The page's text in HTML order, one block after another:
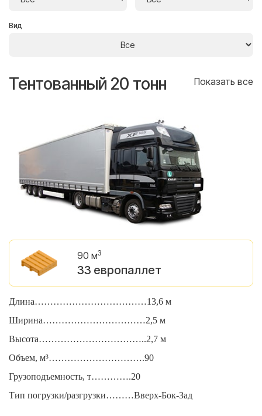
Вид
Тентованный 20 тонн Показать все
90 м3
33 европаллет
Длина………………………………13,6 м
Ширина……………………………2,5 м
Высота……………………………..2,7 м
Объем, м³………………………….90
Грузоподъемность, т………….20
Тип погрузки/разгрузки………Вверх-Бок-Зад